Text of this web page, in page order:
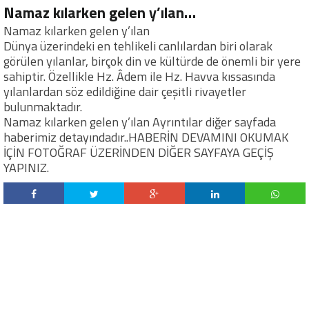
Namaz kılarken gelen y’ılan…
Namaz kılarken gelen y’ılan
Dünya üzerindeki en tehlikeli canlılardan biri olarak
görülen yılanlar, birçok din ve kültürde de önemli bir yere
sahiptir. Özellikle Hz. Âdem ile Hz. Havva kıssasında
yılanlardan söz edildiğine dair çeşitli rivayetler
bulunmaktadır.
Namaz kılarken gelen y’ılan Ayrıntılar diğer sayfada
haberimiz detayındadır..HABERİN DEVAMINI OKUMAK
İÇİN FOTOĞRAF ÜZERİNDEN DİĞER SAYFAYA GEÇİŞ
YAPINIZ.